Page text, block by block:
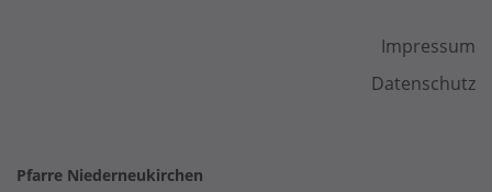
Impressum
Datenschutz
Pfarre Niederneukirchen